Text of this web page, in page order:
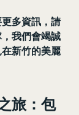
多資訊，請
我們會竭誠
新竹的美麗
旅：包